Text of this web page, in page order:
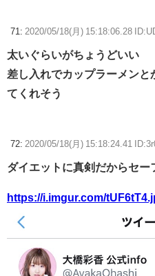
71: 2020/05/18(月) 15:18:06.28
太いぐらいがちょうどいい
差し入れでカップラーメンと
てくれそう
72: 2020/05/18(月) 15:18:24.41
ダイエットに真剣だからセー
https://i.imgur.com/